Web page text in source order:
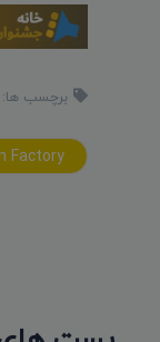
برچسب ها:
Factory